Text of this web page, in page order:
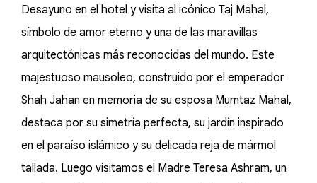
Desayuno en el hotel y visita al icónico Taj Mahal,
símbolo de amor eterno y una de las maravillas
arquitectónicas más reconocidas del mundo. Este
majestuoso mausoleo, construido por el emperador
Shah Jahan en memoria de su esposa Mumtaz Mahal,
destaca por su simetría perfecta, su jardín inspirado
en el paraíso islámico y su delicada reja de mármol
tallada. Luego visitamos el Madre Teresa Ashram, un